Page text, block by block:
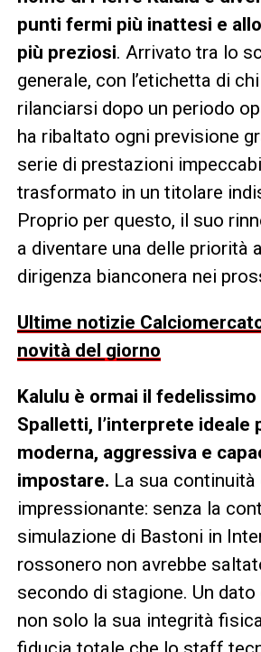
punti fermi più inattesi e
più preziosi. Arrivato tra lo
generale, con l’etichetta di
rilanciarsi dopo un periodo
ha ribaltato ogni previsione
serie di prestazioni
trasformato in un titolare
Proprio per questo, il suo
a diventare una delle priorità
dirigenza bianconera nei
Ultime notizie
novità del giorno
Kalulu è ormai il fedelissimo
Spalletti, l’interprete ideale
moderna, aggressiva e
impostare. La sua continuità
impressionante: senza la
simulazione di Bastoni in
rossonero non avrebbe
secondo di stagione. Un
non solo la sua integrità